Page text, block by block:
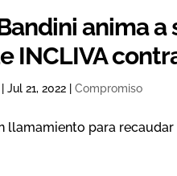
anima
INCLIVA
|Jul 21, 2022 |Compromiso
llamamiento para